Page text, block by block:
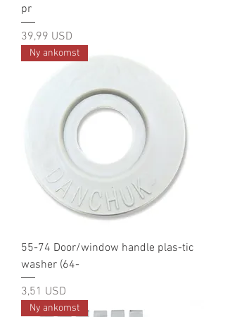
pr
Pris
39,99 USD
Ny ankomst
55-74 Door/window handle plas-tic
washer (64-
Pris
3,51 USD
Ny ankomst